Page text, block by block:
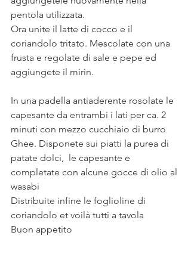
pentola utilizzata.
Ora unite il latte di cocco e il
coriandolo tritato. Mescolate con una
frusta e regolate di sale e pepe ed
aggiungete il mirin.
In una padella antiaderente rosolate le
capesante da entrambi i lati per ca. 2
minuti con mezzo cucchiaio di burro
Ghee. Disponete sui piatti la purea di
patate dolci,  le capesante e
completate con alcune gocce di olio al
wasabi
Distribuite infine le foglioline di
coriandolo et voilà tutti a tavola
Buon appetito